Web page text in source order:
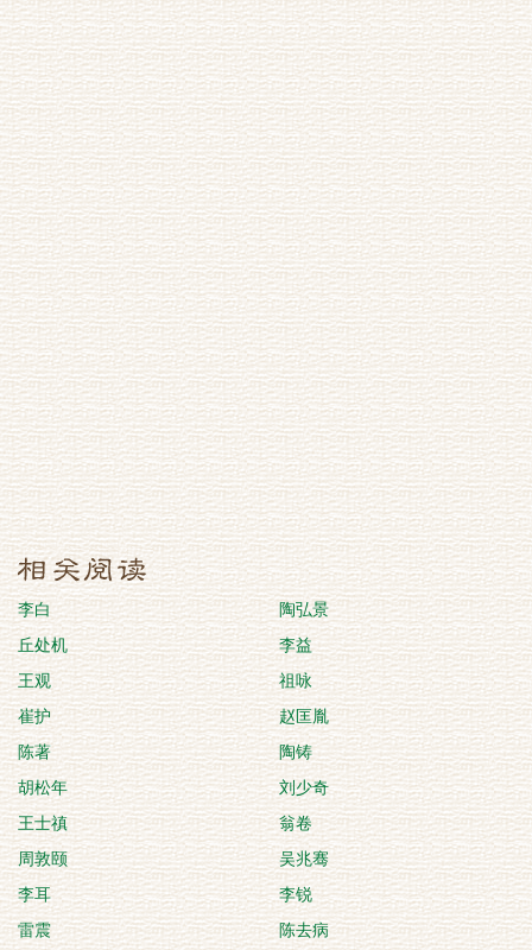
李白
陶弘景
丘处机
李益
王观
祖咏
崔护
赵匡胤
陈著
陶铸
胡松年
刘少奇
王士禛
翁卷
周敦颐
吴兆骞
李耳
李锐
雷震
陈去病